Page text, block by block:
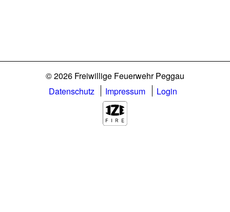
© 2026 Freiwillige Feuerwehr Peggau
Datenschutz
Impressum Login